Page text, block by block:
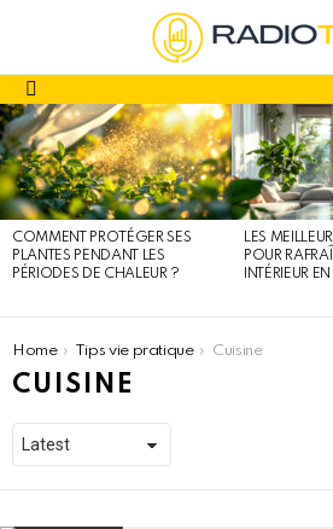
Menu
DERNIERS
ARTICLES
COMMENT PROTÉGER SES
PLANTES PENDANT LES
PÉRIODES DE CHALEUR ?
LES
POUR
INTÉRIEUR
You are here:
Home Tips vie pratique Cuisine
CUISINE